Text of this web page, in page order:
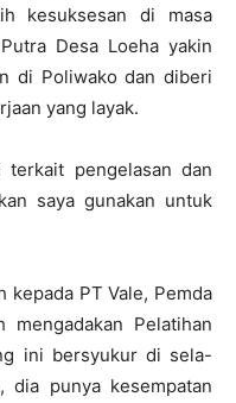
kesuksesan di masa
Desa Loeha yakin
di Poliwako dan diberi
yang layak.
terkait pengelasan dan
saya gunakan untuk
kepada PT Vale, Pemda
Pelatihan
ini bersyukur di sela-
punya kesempatan